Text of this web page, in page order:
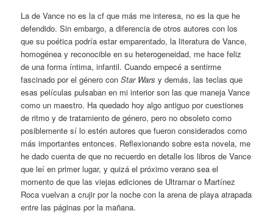
La de Vance no es la cf que más me interesa, no es la que he
defendido. Sin embargo, a diferencia de otros autores con los
que su poética podría estar emparentado, la literatura de Vance,
homogénea y reconocible en su heterogeneidad, me hace feliz
de una forma íntima, infantil. Cuando empecé a sentirme
fascinado por el género conStar Warsy demás, las teclas que
esas películas pulsaban en mi interior son las que maneja Vance
como un maestro. Ha quedado hoy algo antiguo por cuestiones
de ritmo y de tratamiento de género, pero no obsoleto como
posiblemente sí lo estén autores que fueron considerados como
más importantes entonces. Reflexionando sobre esta novela, me
he dado cuenta de que no recuerdo en detalle los libros de Vance
que leí en primer lugar, y quizá el próximo verano sea el
momento de que las viejas ediciones de Ultramar o Martínez
Roca vuelvan a crujir por la noche con la arena de playa atrapada
entre las páginas por la mañana.